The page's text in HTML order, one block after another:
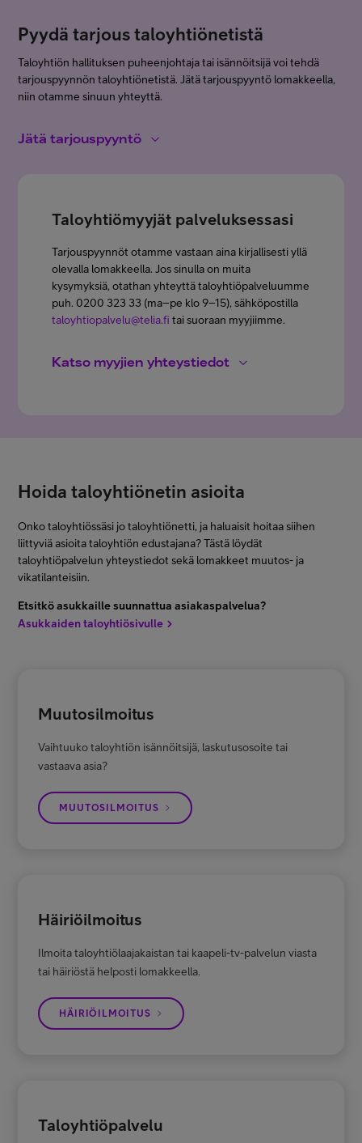
Pyydä tarjous taloyhtiönetistä
Taloyhtiön hallituksen puheenjohtaja tai isännöitsijä voi tehdä
tarjouspyynnön taloyhtiönetistä. Jätä tarjouspyyntö lomakkeella,
niin otamme sinuun yhteyttä.
Jätä tarjouspyyntö
Telia taloyhtiönetti
Hallituksen jäsen
Rakennuttaja
*Sähköposti
Taloyhtiön nimi
Onko kyseessä uudisrakennus?
Puhelinverkkokaapelointi (CAT3)
Ethernet/yleiskaapelointi (CAT5/6)
Kuitukaapelointi (single-mode)
Taloyhtiömyyjät palveluksessasi
Tarjouspyynnöt otamme vastaan aina kirjallisesti yllä
olevalla lomakkeella. Jos sinulla on muita
kysymyksiä, otathan yhteyttä taloyhtiöpalveluumme
puh. 0200 323 33 (ma–pe klo 9–15), sähköpostilla
taloyhtiopalvelu@telia.fi tai suoraan myyjiimme.
Katso myyjien yhteystiedot
Kymenlaakso, Pohjois-Savo, Pohjois-
Karjala, Etelä-Karjala, Etelä-Savo
+358 40 3022144
ville.tuovila@teliacompany.com
Taloyhtiömyynti
Keski-Pohjanmaa, Etelä-Pohjanmaa,
Keski-Suomi, Päijät-Häme, Kanta-
Matias Majasaari
Taloyhtiömyynti
Varsinais-Suomi ja Uusimaa
Lauri Holopainen
Hoida taloyhtiönetin asioita
Onko taloyhtiössäsi jo taloyhtiönetti, ja haluaisit hoitaa siihen
liittyviä asioita taloyhtiön edustajana? Tästä löydät
taloyhtiöpalvelun yhteystiedot sekä lomakkeet muutos- ja
vikatilanteisiin.
Etsitkö asukkaille suunnattua asiakaspalvelua?
Asukkaiden taloyhtiösivulle
Muutosilmoitus
Vaihtuuko taloyhtiön isännöitsijä, laskutusosoite tai
vastaava asia?
MUUTOSILMOITUS
Häiriöilmoitus
Ilmoita taloyhtiölaajakaistan tai kaapeli-tv-palvelun viasta
tai häiriöstä helposti lomakkeella.
HÄIRIÖILMOITUS
Taloyhtiöpalvelu